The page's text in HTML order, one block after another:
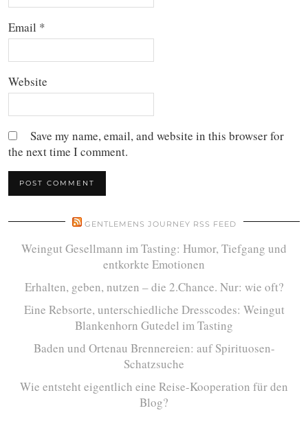
Email *
Website
Save my name, email, and website in this browser for
the next time I comment.
GENTLEMENS JOURNEY RSS FEED
Weingut Gesellmann im Tasting: Humor, Tiefgang und
entkorkte Emotionen
Erhalten, geben, nutzen – die 2.Chance. Nur: wie oft?
Eine Rebsorte, unterschiedliche Dresscodes: Weingut
Blankenhorn Gutedel im Tasting
Baden und Ortenau Brennereien: auf Spirituosen-
Schatzsuche
Wie entsteht eigentlich eine Reise-Kooperation für den
Blog?